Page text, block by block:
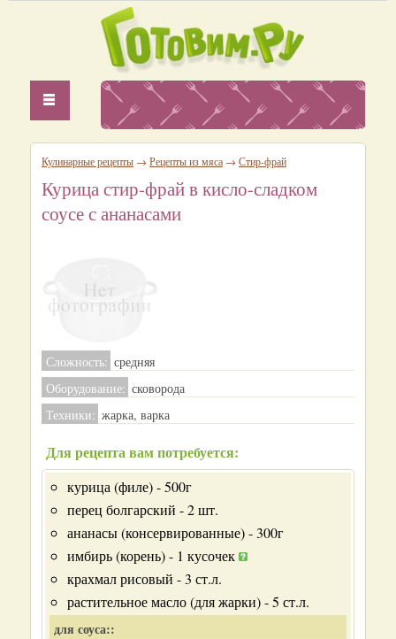
Кулинарные рецепты → Рецепты из мяса → Стир-фрай
Курица стир-фрай в кисло-сладком
соусе с ананасами
Сложность: средняя
Оборудование: сковорода
Техники: жарка, варка
Для рецепта вам потребуется:
курица (филе) - 500г
перец болгарский - 2 шт.
ананасы (консервированные) - 300г
имбирь (корень) - 1 кусочек
крахмал рисовый - 3 ст.л.
растительное масло (для жарки) - 5 ст.л.
для соуса::